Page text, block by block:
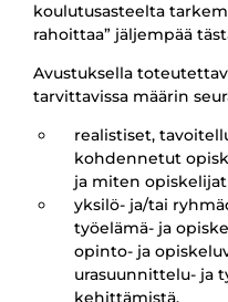
koulutusasteelta
rahoittaa” jäljempää
Avustuksella
tarvittavissa määrin
realistiset,
kohdennetut
ja miten
yksilö- ja/tai
työelämä- ja
opinto- ja
urasuunnittelu- ja
kehittämistä.